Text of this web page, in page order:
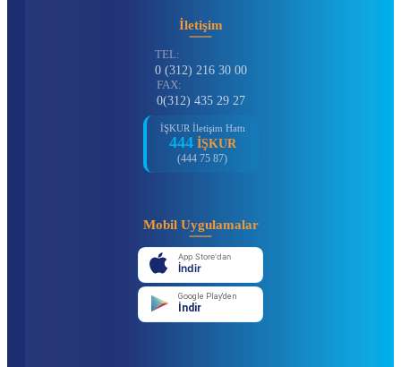
İletişim
TEL:
0 (312) 216 30 00
FAX:
0(312) 435 29 27
İŞKUR İletişim Hattı
444 İŞKUR
(444 75 87)
Mobil Uygulamalar
App Store'dan
İndir
Google Play'den
İndir